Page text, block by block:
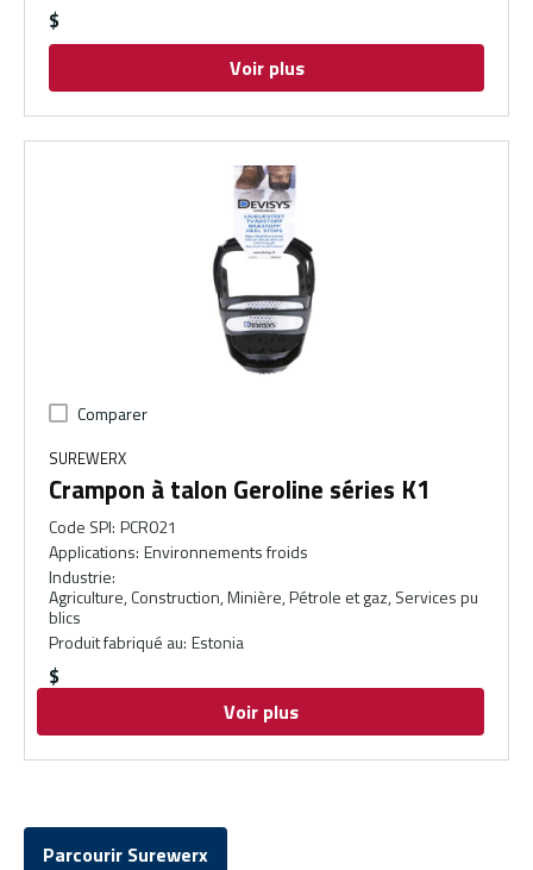
$
Voir plus
Comparer
SUREWERX
Crampon à talon Geroline séries K1
Code SPI: PCR021
Applications: Environnements froids
Industrie:
Agriculture, Construction, Minière, Pétrole et gaz, Services pu
blics
Produit fabriqué au: Estonia
$
Voir plus
Parcourir Surewerx